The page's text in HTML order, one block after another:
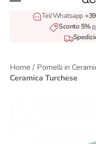
Tel/Whatsapp
Sconto 5%
Home / Pomelli in
Ceramica Turchese